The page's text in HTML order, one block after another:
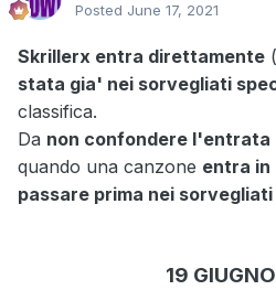
Posted June 17, 2021
Skrillerx entra direttamente
stata gia' nei sorvegliati
classifica.
Da non confondere l'entrata
quando una canzone entra in
passare prima nei
19